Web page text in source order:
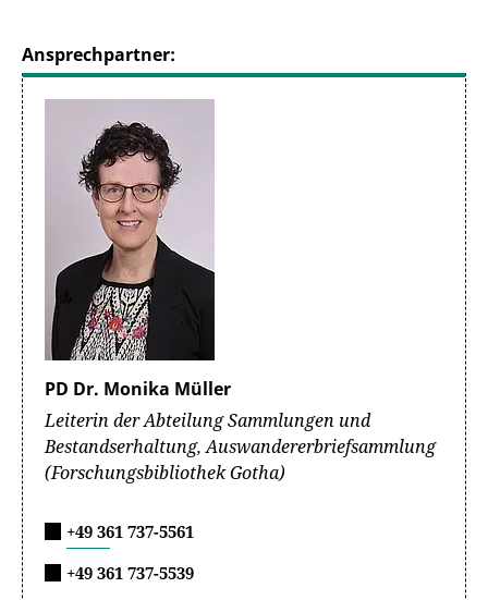
Ansprechpartner:
PD Dr. Monika Müller
Leiterin der Abteilung Sammlungen und
Bestandserhaltung, Auswandererbriefsammlung
(Forschungsbibliothek Gotha)
+49 361 737-5561
+49 361 737-5539